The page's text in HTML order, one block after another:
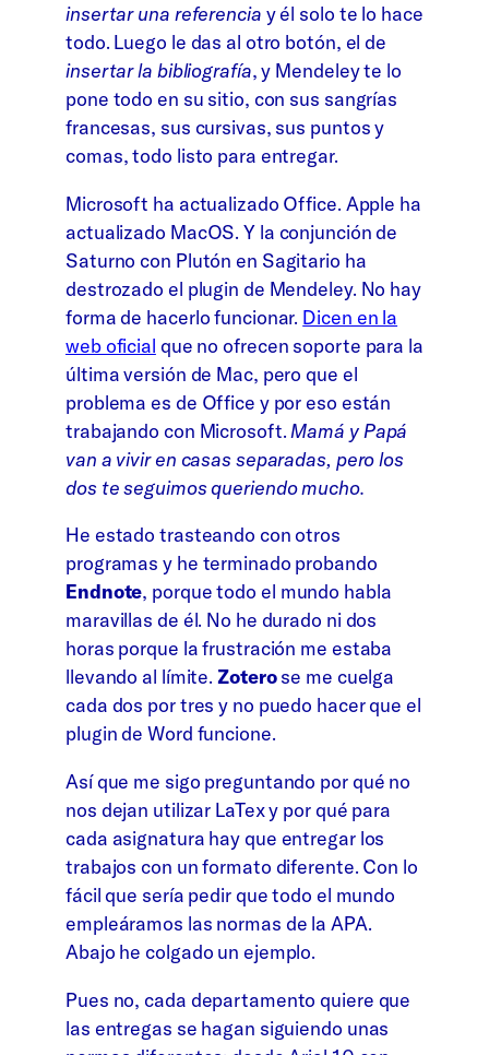
insertar una referencia y él solo te lo hace
todo. Luego le das al otro botón, el de
insertar la bibliografía, y Mendeley te lo
pone todo en su sitio, con sus sangrías
francesas, sus cursivas, sus puntos y
comas, todo listo para entregar.
Microsoft ha actualizado Office. Apple ha
actualizado MacOS. Y la conjunción de
Saturno con Plutón en Sagitario ha
destrozado el plugin de Mendeley. No hay
forma de hacerlo funcionar. Dicen en la
web oficial que no ofrecen soporte para la
última versión de Mac, pero que el
problema es de Office y por eso están
trabajando con Microsoft.Mamá y Papá
van a vivir en casas separadas, pero los
dos te seguimos queriendo mucho.
He estado trasteando con otros
programas y he terminado probando
Endnote, porque todo el mundo habla
maravillas de él. No he durado ni dos
horas porque la frustración me estaba
llevando al límite. Zoterose me cuelga
cada dos por tres y no puedo hacer que el
plugin de Word funcione.
Así que me sigo preguntando por qué no
nos dejan utilizar LaTex y por qué para
cada asignatura hay que entregar los
trabajos con un formato diferente. Con lo
fácil que sería pedir que todo el mundo
empleáramos las normas de la APA.
Abajo he colgado un ejemplo.
Pues no, cada departamento quiere que
las entregas se hagan siguiendo unas